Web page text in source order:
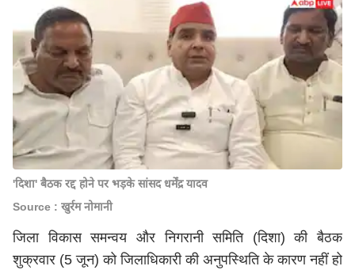
'दिशा' बैठक रद्द होने पर भड़के सांसद धर्मेंद्र यादव
Source : खुर्रम नोमानी
जिला विकास समन्वय और निगरानी समिति (दिशा) की बैठक
शुक्रवार (5 जून) को जिलाधिकारी की अनुपस्थिति के कारण नहीं हो